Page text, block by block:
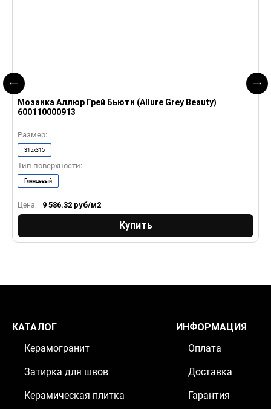
Мозаика Аллюр Грей Бьюти (Allure Grey Beauty)
600110000913
Цена: 9 586.32 руб/м2
Купить
Размер:
315x315
Тип поверхности:
Глянцевый
КАТАЛОГ
Керамогранит
Затирка для швов
Керамическая плитка
ИНФОРМАЦИЯ
Оплата
Доставка
Гарантия